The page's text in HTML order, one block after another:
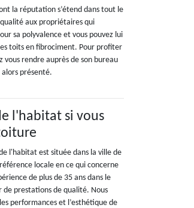
la réputation s’étend dans tout le
aux propriétaires qui
sa polyvalence et vous pouvez lui
toits en fibrociment. Pour profiter
rendre auprès de son bureau
présenté.
l'habitat si vous
l'habitat est située dans la ville de
locale en ce qui concerne
de plus de 35 ans dans le
prestations de qualité. Nous
performances et l’esthétique de